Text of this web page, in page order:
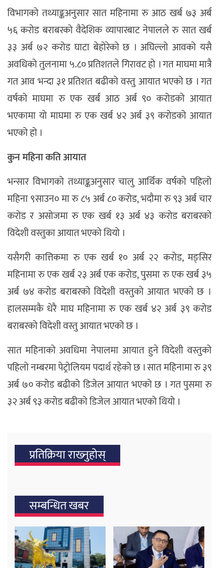
विभागको तथ्याङ्कअनुसार सात महिनामा रु आठ खर्ब ७३ अर्ब
५६ करोड बराबरको वैदेशिक व्यापारबाट नेपालले रु सात खर्ब
३३ अर्ब ७२ करोड घाटा बेहोरेको छ । अघिल्लो आवको यसै
अवधिको तुलनामा ५.८० प्रतिशतले गिरावट हो । गत माघमा मात्रै
गत आव भन्दा ३१ प्रतिशत बढीको वस्तु आयात भएको छ । गत
वर्षको माघमा रु एक खर्ब आठ अर्ब ९० करोडको आयात
भएकामा यो माघमा रु एक खर्ब ४२ अर्ब ३९ करोडको आयात
भएको हो ।
कुन महिना कति आयात
भन्सार विभागको तथ्याङ्कअनुसार चालु आर्थिक वर्षको पहिलो
महिना ९साउन० मा रु ८५ अर्ब ८० करोड, भदौमा रु ९३ अर्ब चार
करोड र असोजमा रु एक खर्ब १३ अर्ब ४३ करोड बराबरको
विदेशी वस्तुका आयात भएको थियो ।
यसैगरी कात्तिकमा रु एक खर्ब १० अर्ब २२ करोड, मङ्सिर
महिनामा रु एक खर्ब २३ अर्ब एक करोड, पुसमा रु एक खर्ब ३५
अर्ब ७४ करोड बराबरको विदेशी वस्तुको आयात भएको छ ।
हालसम्मकै धेरै माघ महिनामा रु एक खर्ब ४२ अर्ब ३९ करोड
बराबरको विदेशी वस्तु आयात भएको छ ।
सात महिनाको अवधिमा नेपालमा आयात हुने विदेशी वस्तुको
पहिलो नम्बरमा पेट्रोलियम पदार्थ रहेको छ । सात महिनामा रु ३९
अर्ब ७० करोड बढीको डिजेल आयात भएको छ । गत पुसमा रु
३२ अर्ब ९३ करोड बढीको डिजेल आयात भएको थियो ।
प्रतिक्रिया राख्‍नुहोस्
सम्बन्धित खबर